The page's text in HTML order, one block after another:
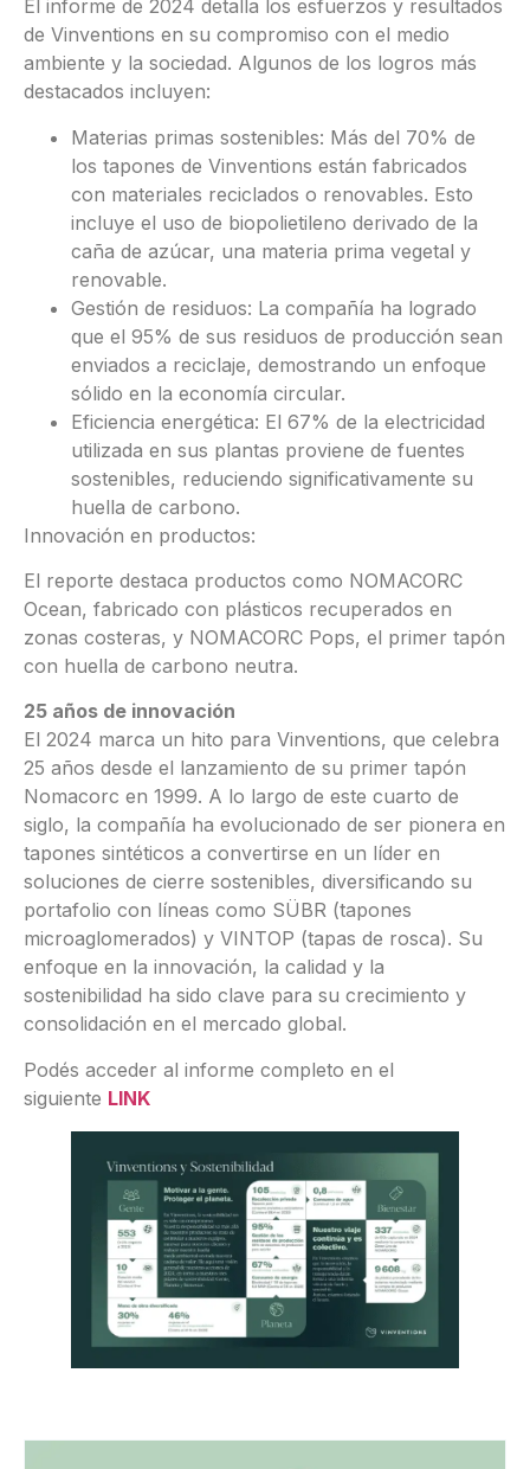
El informe de 2024 detalla los esfuerzos y resultados
de Vinventions en su compromiso con el medio
ambiente y la sociedad. Algunos de los logros más
destacados incluyen:
Materias primas sostenibles: Más del 70% de
los tapones de Vinventions están fabricados
con materiales reciclados o renovables. Esto
incluye el uso de biopolietileno derivado de la
caña de azúcar, una materia prima vegetal y
renovable.
Gestión de residuos: La compañía ha logrado
que el 95% de sus residuos de producción sean
enviados a reciclaje, demostrando un enfoque
sólido en la economía circular.
Eficiencia energética: El 67% de la electricidad
utilizada en sus plantas proviene de fuentes
sostenibles, reduciendo significativamente su
huella de carbono.
Innovación en productos:
El reporte destaca productos como NOMACORC
Ocean, fabricado con plásticos recuperados en
zonas costeras, y NOMACORC Pops, el primer tapón
con huella de carbono neutra.
25 años de innovación
El 2024 marca un hito para Vinventions, que celebra
25 años desde el lanzamiento de su primer tapón
Nomacorc en 1999. A lo largo de este cuarto de
siglo, la compañía ha evolucionado de ser pionera en
tapones sintéticos a convertirse en un líder en
soluciones de cierre sostenibles, diversificando su
portafolio con líneas como SÜBR (tapones
microaglomerados) y VINTOP (tapas de rosca). Su
enfoque en la innovación, la calidad y la
sostenibilidad ha sido clave para su crecimiento y
consolidación en el mercado global.
Podés acceder al informe completo en el
siguiente LINK